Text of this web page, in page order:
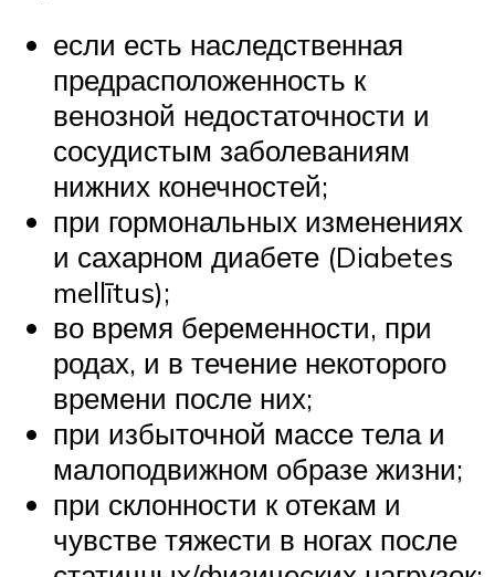
если есть наследственная
предрасположенность к
венозной недостаточности и
сосудистым заболеваниям
нижних конечностей;
при гормональных изменениях
и сахарном диабете (Diabetes
mellītus);
во время беременности, при
родах, и в течение некоторого
времени после них;
при избыточной массе тела и
малоподвижном образе жизни;
при склонности к отекам и
чувстве тяжести в ногах после